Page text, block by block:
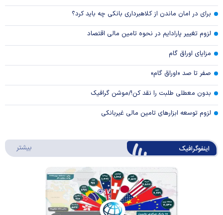
برای در امان ماندن از کلاهبرداری بانکی چه باید کرد؟
لزوم تغییر پارادایم در نحوه تامین مالی اقتصاد
مزایای اوراق گام
صفر تا صد «اوراق گام»
بدون معطلی طلبت را نقد کن!/موشن گرافیک
لزوم توسعه ابزارهای تامین مالی غیربانکی
اینفوگرافیک بیشتر